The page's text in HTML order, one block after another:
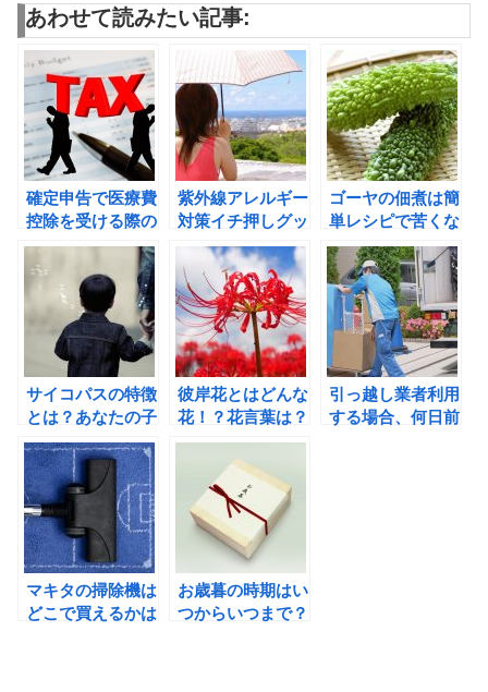
あわせて読みたい記事:
確定申告で医療費
控除を受ける際の
必要書類は？
紫外線アレルギー
対策イチ押しグッ
ズは！？
ゴーヤの佃煮は簡
単レシピで苦くな
い！
サイコパスの特徴
とは？あなたの子
供は大丈夫！？
彼岸花とはどんな
花！？花言葉は？
引っ越し業者利用
する場合、何日前
マキタの掃除機は
どこで買えるかは
お歳暮の時期はい
つからいつまで？